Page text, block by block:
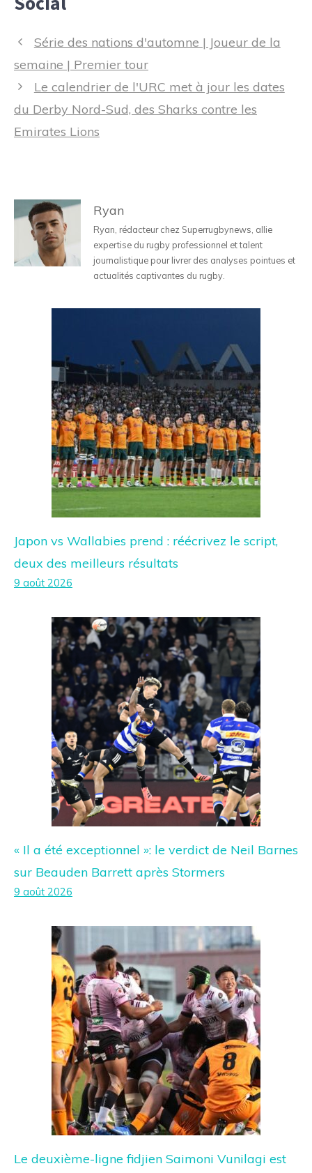
Navigation
des
Série des nations d'automne | Joueur de la
semaine | Premier tour
Le calendrier de l'URC met à jour les dates
du Derby Nord-Sud, des Sharks contre les
Emirates Lions
Ryan
Ryan, rédacteur chez Superrugbynews, allie
expertise du rugby professionnel et talent
journalistique pour livrer des analyses pointues et
actualités captivantes du rugby.
Japon vs Wallabies prend : réécrivez le script,
deux des meilleurs résultats
9 août 2026
« Il a été exceptionnel »: le verdict de Neil Barnes
sur Beauden Barrett après Stormers
9 août 2026
Le deuxième-ligne fidjien Saimoni Vunilagi est